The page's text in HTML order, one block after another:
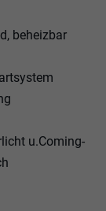
beheizbar
u.Coming-